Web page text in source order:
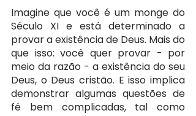
Imagine que você é um monge do
Século XI e está determinado a
provar a existência de Deus. Mais do
que isso: você quer provar - por
meio da razão - a existência do seu
Deus, o Deus cristão. E isso implica
demonstrar algumas questões de
fé bem complicadas, tal como